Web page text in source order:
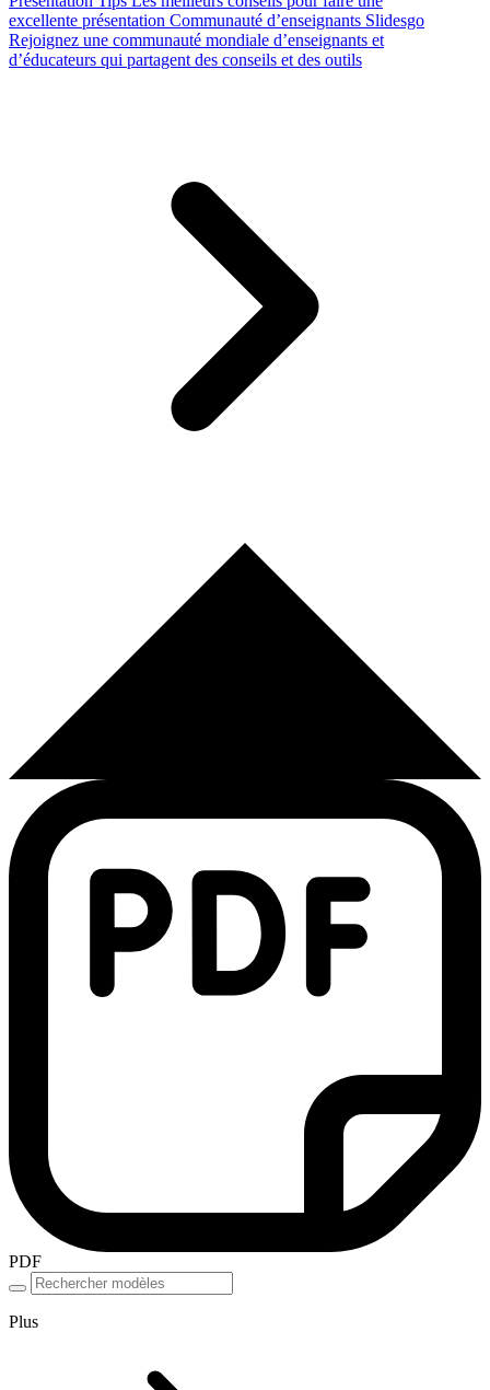
excellente présentation Communauté d’enseignants Slidesgo
Rejoignez une communauté mondiale d’enseignants et
d’éducateurs qui partagent des conseils et des outils
PDF
Plus